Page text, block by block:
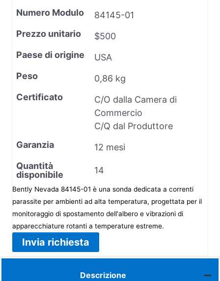
Numero Modulo
84145-01
Prezzo unitario
$500
Paese di origine
USA
Peso
0,86 kg
Certificato
C/O dalla Camera di
Commercio
C/Q dal Produttore
Garanzia
12 mesi
Quantità
disponibile
14
Bently Nevada 84145-01 è una sonda dedicata a correnti
parassite per ambienti ad alta temperatura, progettata per il
monitoraggio di spostamento dell'albero e vibrazioni di
apparecchiature rotanti a temperature estreme.
Invia richiesta
Descrizione